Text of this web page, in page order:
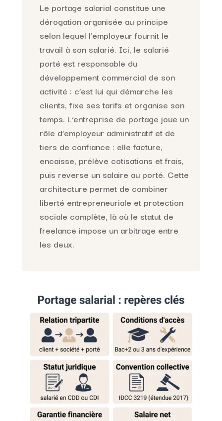
Le portage salarial constitue une
dérogation organisée au principe
selon lequel l’employeur fournit le
travail à son salarié. Ici, le salarié
porté est responsable du
développement commercial de son
activité : c’est lui qui démarche les
clients, fixe ses tarifs et organise son
temps. L’entreprise de portage joue un
rôle d’employeur administratif et de
tiers de confiance : elle facture,
encaisse, prélève cotisations et frais,
puis reverse un salaire au porté. Cette
architecture permet de combiner
liberté entrepreneuriale et protection
sociale complète, là où le statut de
freelance impose un arbitrage entre
les deux.